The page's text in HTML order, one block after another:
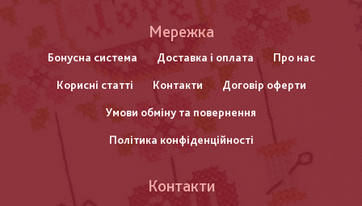
нижнього
колонтитулу
Мережка
Бонусна система Доставка і оплата Про нас
Корисні статті Контакти Договір оферти
Умови обміну та повернення
Політика конфіденційності
Контакти